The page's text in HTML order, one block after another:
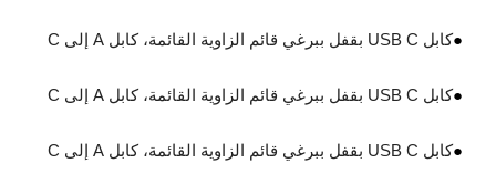
●كابل USB C بقفل ببرغي قائم الزاوية القائمة، كابل A إلى C
●كابل USB C بقفل ببرغي قائم الزاوية القائمة، كابل A إلى C
●كابل USB C بقفل ببرغي قائم الزاوية القائمة، كابل A إلى C